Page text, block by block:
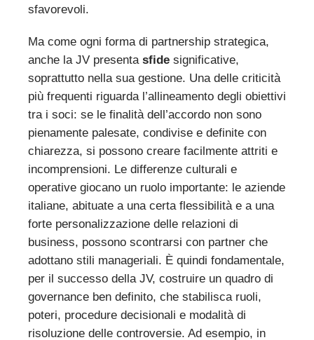
sfavorevoli.
Ma come ogni forma di partnership strategica,
anche la JV presenta sfidesignificative,
soprattutto nella sua gestione. Una delle criticità
più frequenti riguarda l’allineamento degli obiettivi
tra i soci: se le finalità dell’accordo non sono
pienamente palesate, condivise e definite con
chiarezza, si possono creare facilmente attriti e
incomprensioni. Le differenze culturali e
operative giocano un ruolo importante: le aziende
italiane, abituate a una certa flessibilità e a una
forte personalizzazione delle relazioni di
business, possono scontrarsi con partner che
adottano stili manageriali. È quindi fondamentale,
per il successo della JV, costruire un quadro di
governance ben definito, che stabilisca ruoli,
poteri, procedure decisionali e modalità di
risoluzione delle controversie. Ad esempio, in